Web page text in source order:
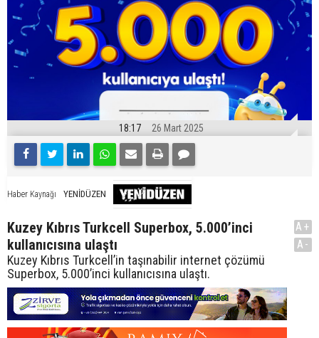
18:17 26 Mart 2025
Haber Kaynağı YENİDÜZEN
Kuzey Kıbrıs Turkcell Superbox, 5.000’inci
kullanıcısına ulaştı
Kuzey Kıbrıs Turkcell’in taşınabilir internet çözümü
Superbox, 5.000’inci kullanıcısına ulaştı.
A+
A-